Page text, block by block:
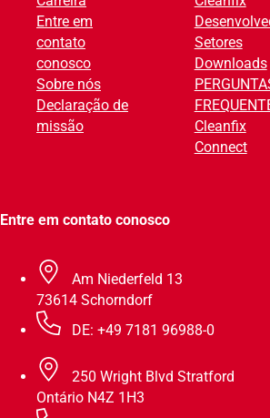
v
e
Entre em contato conosco
Am Niederfeld 13
73614 Schorndorf
DE: +49 7181 96988-0
250 Wright Blvd Stratford
Ontário N4Z 1H3
Entre em
contato
conosco
Sobre nós
Declaração de
missão
Setores
Downloads
Cleanfix
Connect